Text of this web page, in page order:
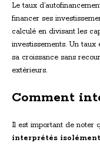
Le taux
financer ses
calculé en divisant les
investissements. Un taux
sa croissance sans
extérieurs.
Comment
Il est important de noter
interprétés isolément